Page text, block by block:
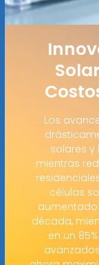
Los
solares
mientras
células
aumentado
década,
en un